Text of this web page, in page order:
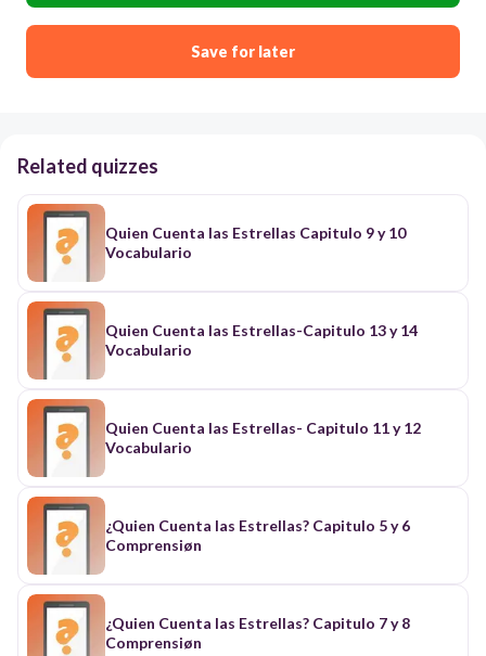
Save for later
Related quizzes
Quien Cuenta las Estrellas Capitulo 9 y 10
Vocabulario
Quien Cuenta las Estrellas-Capitulo 13 y 14
Vocabulario
Quien Cuenta las Estrellas- Capitulo 11 y 12
Vocabulario
¿Quien Cuenta las Estrellas? Capitulo 5 y 6
Comprensiøn
¿Quien Cuenta las Estrellas? Capitulo 7 y 8
Comprensiøn